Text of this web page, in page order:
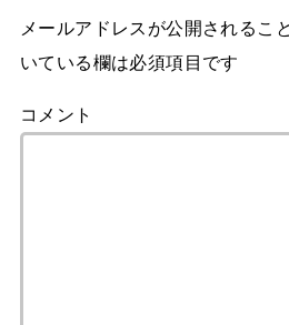
メールアドレスが公開されるこ
いている欄は必須項目です
コメント